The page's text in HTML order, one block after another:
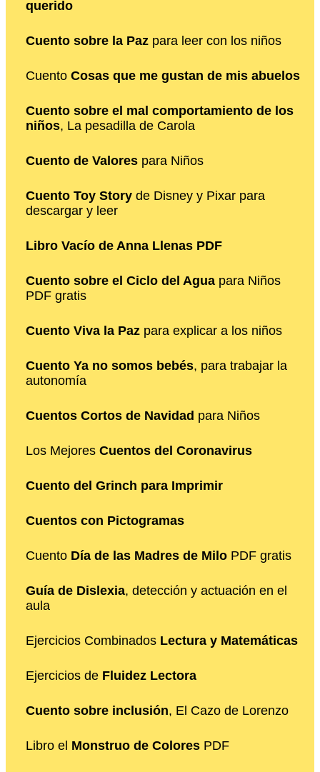
querido
Cuento sobre la Paz para leer con los niños
Cuento Cosas que me gustan de mis abuelos
Cuento sobre el mal comportamiento de los
niños, La pesadilla de Carola
Cuento de Valores para Niños
Cuento Toy Story de Disney y Pixar para
descargar y leer
Libro Vacío de Anna Llenas PDF
Cuento sobre el Ciclo del Agua para Niños
PDF gratis
Cuento Viva la Paz para explicar a los niños
Cuento Ya no somos bebés, para trabajar la
autonomía
Cuentos Cortos de Navidad para Niños
Los Mejores Cuentos del Coronavirus
Cuento del Grinch para Imprimir
Cuentos con Pictogramas
Cuento Día de las Madres de Milo PDF gratis
Guía de Dislexia, detección y actuación en el
aula
Ejercicios Combinados Lectura y Matemáticas
Ejercicios de Fluidez Lectora
Cuento sobre inclusión, El Cazo de Lorenzo
Libro el Monstruo de Colores PDF